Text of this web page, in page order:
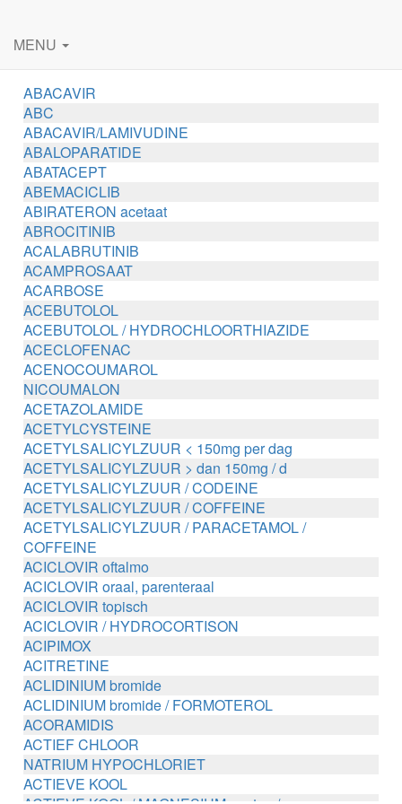
MENU
ABACAVIR
ABC
ABACAVIR/LAMIVUDINE
ABALOPARATIDE
ABATACEPT
ABEMACICLIB
ABIRATERON acetaat
ABROCITINIB
ACALABRUTINIB
ACAMPROSAAT
ACARBOSE
ACEBUTOLOL
ACEBUTOLOL / HYDROCHLOORTHIAZIDE
ACECLOFENAC
ACENOCOUMAROL
NICOUMALON
ACETAZOLAMIDE
ACETYLCYSTEINE
ACETYLSALICYLZUUR < 150mg per dag
ACETYLSALICYLZUUR > dan 150mg / d
ACETYLSALICYLZUUR / CODEINE
ACETYLSALICYLZUUR / COFFEINE
ACETYLSALICYLZUUR / PARACETAMOL /
COFFEINE
ACICLOVIR oftalmo
ACICLOVIR oraal, parenteraal
ACICLOVIR topisch
ACICLOVIR / HYDROCORTISON
ACIPIMOX
ACITRETINE
ACLIDINIUM bromide
ACLIDINIUM bromide / FORMOTEROL
ACORAMIDIS
ACTIEF CHLOOR
NATRIUM HYPOCHLORIET
ACTIEVE KOOL